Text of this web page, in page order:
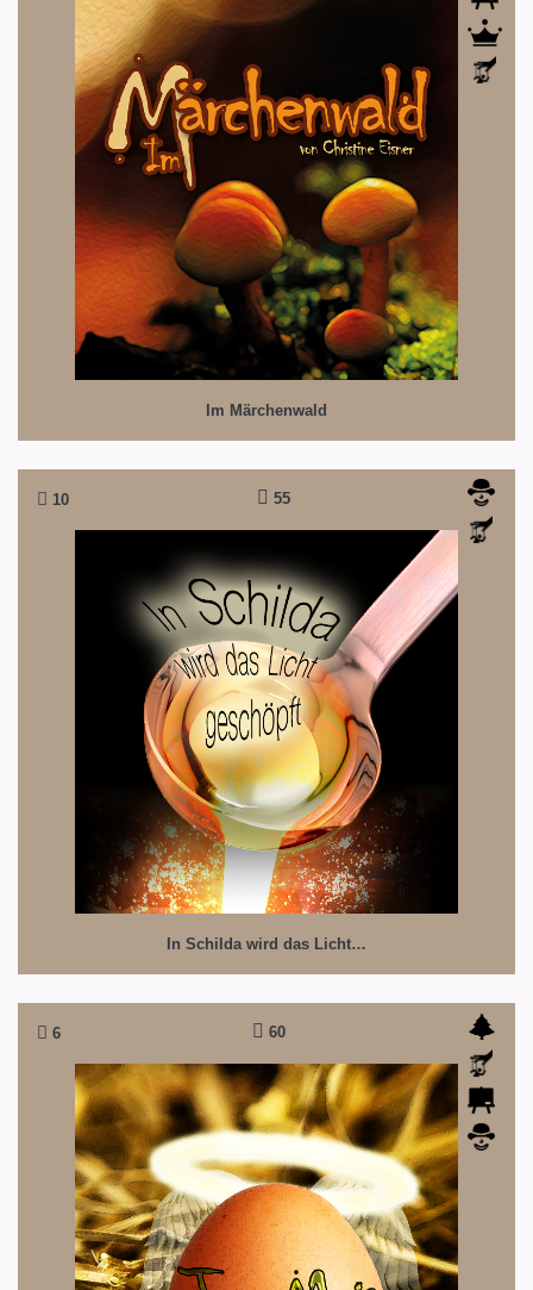
Im Märchenwald
Im Märchenwald
Ein märchenhaftes Durcheinander für die Bühne
10 55
In Schilda wird das Licht…
In Schilda wird das Licht geschöpft!
Neues von den Schildbürgern: Wie man Licht ins
Dunkel bringt!
6 60
Josef, Maria und ICH
Die biblische Weihnachtsgeschichte mal ganz anders...